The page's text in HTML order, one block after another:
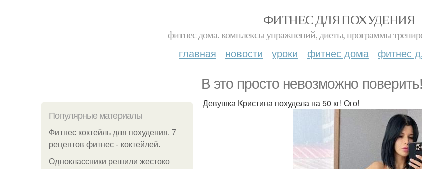
ФИТНЕС ДЛЯ ПОХУДЕНИЯ
фитнес дома. комплексы упражнений, диеты, программы
главная новости уроки фитнес дома фитнес
В это просто невозможно поверить!
Популярные материалы
Фитнес коктейль для похудения. 7
рецептов фитнес - коктейлей.
Одноклассники решили жестоко
Девушка Кристина похудела на 50 кг! Ого!